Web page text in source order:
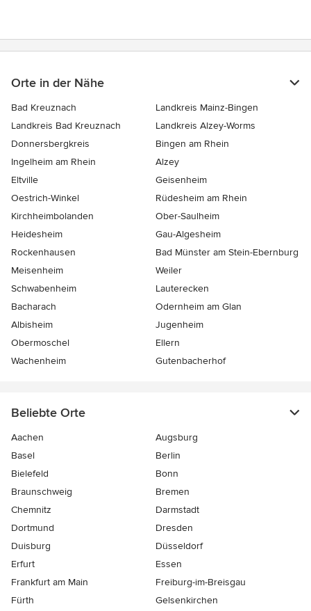
Orte in der Nähe
Bad Kreuznach
Landkreis Mainz-Bingen
Landkreis Bad Kreuznach
Landkreis Alzey-Worms
Donnersbergkreis
Bingen am Rhein
Ingelheim am Rhein
Alzey
Eltville
Geisenheim
Oestrich-Winkel
Rüdesheim am Rhein
Kirchheimbolanden
Ober-Saulheim
Heidesheim
Gau-Algesheim
Rockenhausen
Bad Münster am Stein-Ebernburg
Meisenheim
Weiler
Schwabenheim
Lauterecken
Bacharach
Odernheim am Glan
Albisheim
Jugenheim
Obermoschel
Ellern
Wachenheim
Gutenbacherhof
Beliebte Orte
Aachen
Augsburg
Basel
Berlin
Bielefeld
Bonn
Braunschweig
Bremen
Chemnitz
Darmstadt
Dortmund
Dresden
Duisburg
Düsseldorf
Erfurt
Essen
Frankfurt am Main
Freiburg-im-Breisgau
Fürth
Gelsenkirchen